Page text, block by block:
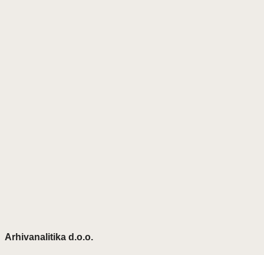
Arhivanalitika d.o.o.